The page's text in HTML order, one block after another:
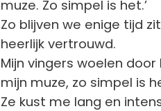
muze. Zo simpel is het.’
Zo blijven we enige tijd
heerlijk vertrouwd.
Mijn vingers woelen
mijn muze, zo simpel is
Ze kust me lang en